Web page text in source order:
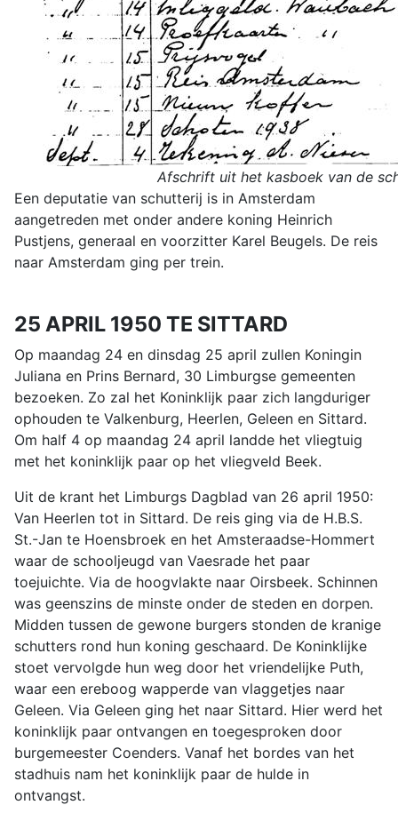
Afschrift uit het kasboek van de
Een deputatie van schutterij is in Amsterdam
aangetreden met onder andere koning Heinrich
Pustjens, generaal en voorzitter Karel Beugels. De reis
naar Amsterdam ging per trein.
25 APRIL 1950 TE SITTARD
Op maandag 24 en dinsdag 25 april zullen Koningin
Juliana en Prins Bernard, 30 Limburgse gemeenten
bezoeken. Zo zal het Koninklijk paar zich langduriger
ophouden te Valkenburg, Heerlen, Geleen en Sittard.
Om half 4 op maandag 24 april landde het vliegtuig
met het koninklijk paar op het vliegveld Beek.
Uit de krant het Limburgs Dagblad van 26 april 1950:
Van Heerlen tot in Sittard. De reis ging via de H.B.S.
St.-Jan te Hoensbroek en het Amsteraadse-Hommert
waar de schooljeugd van Vaesrade het paar
toejuichte. Via de hoogvlakte naar Oirsbeek. Schinnen
was geenszins de minste onder de steden en dorpen.
Midden tussen de gewone burgers stonden de kranige
schutters rond hun koning geschaard. De Koninklijke
stoet vervolgde hun weg door het vriendelijke Puth,
waar een ereboog wapperde van vlaggetjes naar
Geleen. Via Geleen ging het naar Sittard. Hier werd het
koninklijk paar ontvangen en toegesproken door
burgemeester Coenders. Vanaf het bordes van het
stadhuis nam het koninklijk paar de hulde in
ontvangst.